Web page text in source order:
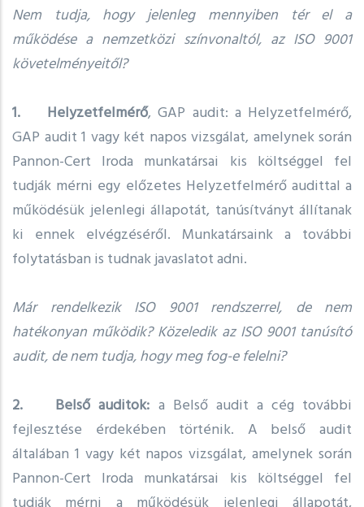
Nem tudja, hogy jelenleg mennyiben tér el a
működése a nemzetközi színvonaltól, az ISO 9001
követelményeitől?
1. Helyzetfelmérő, GAP audit: a Helyzetfelmérő,
GAP audit 1 vagy két napos vizsgálat, amelynek során
Pannon-Cert Iroda munkatársai kis költséggel fel
tudják mérni egy előzetes Helyzetfelmérő audittal a
működésük jelenlegi állapotát, tanúsítványt állítanak
ki ennek elvégzéséről. Munkatársaink a további
folytatásban is tudnak javaslatot adni.
Már rendelkezik ISO 9001 rendszerrel, de nem
hatékonyan működik? Közeledik az ISO 9001 tanúsító
audit, de nem tudja, hogy meg fog-e felelni?
2. Belső auditok: a Belső audit a cég további
fejlesztése érdekében történik. A belső audit
általában 1 vagy két napos vizsgálat, amelynek során
Pannon-Cert Iroda munkatársai kis költséggel fel